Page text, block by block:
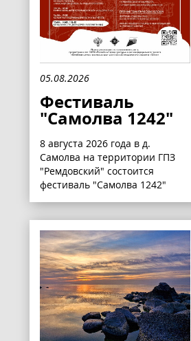
05.08.2026
Фестиваль
"Самолва 1242"
8 августа 2026 года в д.
Самолва на территории ГПЗ
"Ремдовский" состоится
фестиваль "Самолва 1242"